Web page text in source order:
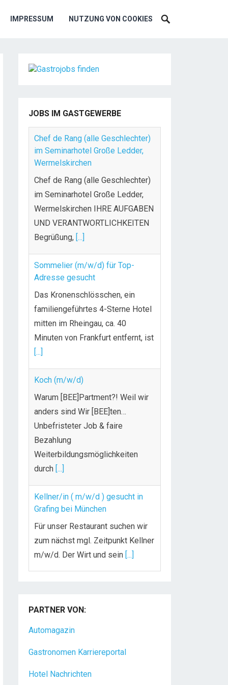
IMPRESSUM NUTZUNG VON COOKIES
JOBS IM GASTGEWERBE
Chef de Rang (alle Geschlechter)
im Seminarhotel Große Ledder,
Wermelskirchen
Chef de Rang (alle Geschlechter)
im Seminarhotel Große Ledder,
Wermelskirchen IHRE AUFGABEN
UND VERANTWORTLICHKEITEN
Begrüßung, [...]
Sommelier (m/w/d) für Top-
Adresse gesucht
Das Kronenschlösschen, ein
familiengeführtes 4-Sterne Hotel
mitten im Rheingau, ca. 40
Minuten von Frankfurt entfernt, ist
[...]
Koch (m/w/d)
Warum [BEE]Partment?! Weil wir
anders sind Wir [BEE]ten…
Unbefristeter Job & faire
Bezahlung
Weiterbildungsmöglichkeiten
durch [...]
Kellner/in ( m/w/d ) gesucht in
Grafing bei München
Für unser Restaurant suchen wir
zum nächst mgl. Zeitpunkt Kellner
m/w/d. Der Wirt und sein [...]
Dein Arbeitsplatz mit
Urlaubsfeeling Chef de Rang
Leidenschaft und liebst[...]
PARTNER VON:
Automagazin
Gastronomen Karriereportal
Hotel Nachrichten